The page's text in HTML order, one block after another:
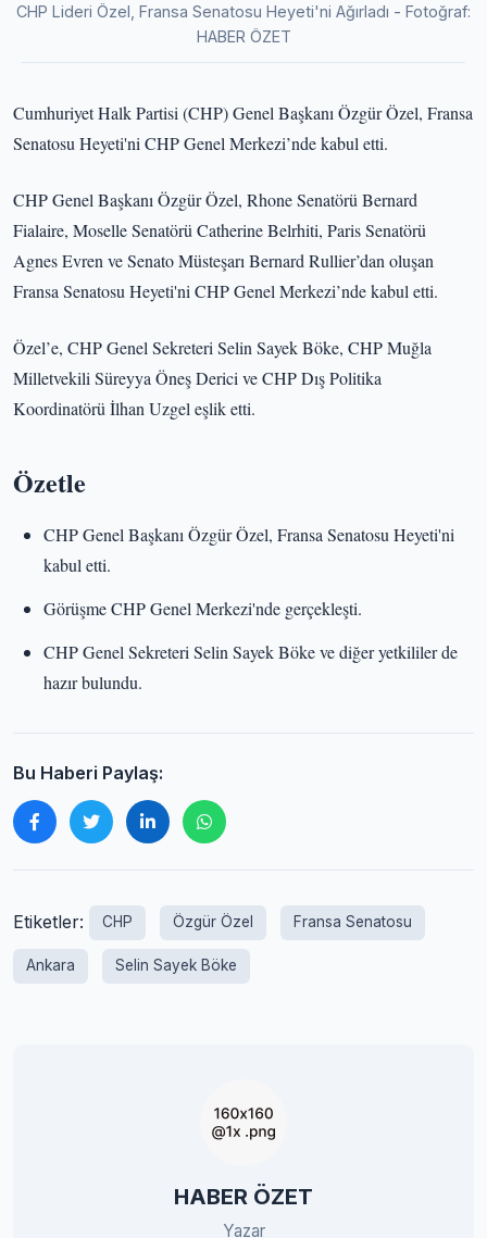
CHP Lideri Özel, Fransa Senatosu Heyeti'ni Ağırladı - Fotoğraf:
HABER ÖZET
Cumhuriyet Halk Partisi (CHP) Genel Başkanı Özgür Özel, Fransa
Senatosu Heyeti'ni CHP Genel Merkezi’nde kabul etti.
CHP Genel Başkanı Özgür Özel, Rhone Senatörü Bernard
Fialaire, Moselle Senatörü Catherine Belrhiti, Paris Senatörü
Agnes Evren ve Senato Müsteşarı Bernard Rullier’dan oluşan
Fransa Senatosu Heyeti'ni CHP Genel Merkezi’nde kabul etti.
Özel’e, CHP Genel Sekreteri Selin Sayek Böke, CHP Muğla
Milletvekili Süreyya Öneş Derici ve CHP Dış Politika
Koordinatörü İlhan Uzgel eşlik etti.
Özetle
CHP Genel Başkanı Özgür Özel, Fransa Senatosu Heyeti'ni
kabul etti.
Görüşme CHP Genel Merkezi'nde gerçekleşti.
CHP Genel Sekreteri Selin Sayek Böke ve diğer yetkililer de
hazır bulundu.
Bu Haberi Paylaş:
Etiketler: CHP Özgür Özel Fransa Senatosu
Ankara Selin Sayek Böke
HABER ÖZET
Yazar